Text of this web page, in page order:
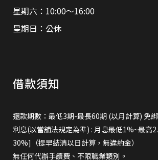
星期六：10:00～16:00
星期日：公休
借款須知
還款期數：最低3期-最長60期 (以月計算) 免
利息(以當舖法規定為準) : 月息最低1%~最高
30%]（提早結清以日計算，無違約金）
無任何代辦手續費、不限職業類別。